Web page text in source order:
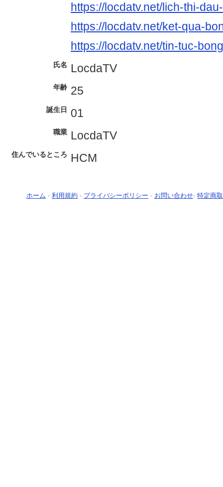
https://locdatv.net/lich-thi-
https://locdatv.net/ket-qua-
https://locdatv.net/tin-tuc-
氏名 LocdaTV
年齢 25
誕生日 01
職業 LocdaTV
住んでいるところ HCM
ホーム - 利用規約 - プライバシーポリシー - お問い合わせ- 特定商